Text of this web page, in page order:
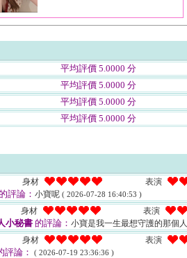
平均評價 5.0000 分
平均評價 5.0000 分
平均評價 5.0000 分
平均評價 5.0000 分
身材 表演
評論： 小寶呢 ( 2026-07-28 16:40:53 )
身材 表演
小秘書 的評論： 小寶是我一生最想守護的那個
身材 表演
評論： ( 2026-07-19 23:36:36 )